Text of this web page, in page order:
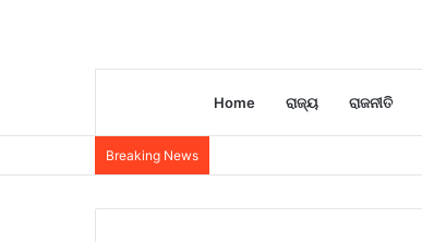
Home ରାଜ୍ୟ ରାଜନୀତି
Breaking News